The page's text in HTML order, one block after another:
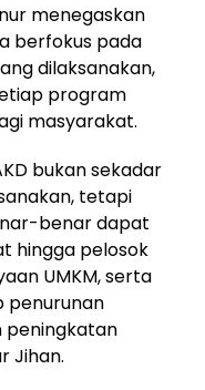
menegaskan
berfokus pada
dilaksanakan,
program
masyarakat.
bukan sekadar
tetapi
benar dapat
hingga pelosok
UMKM, serta
penurunan
peningkatan
Jihan.